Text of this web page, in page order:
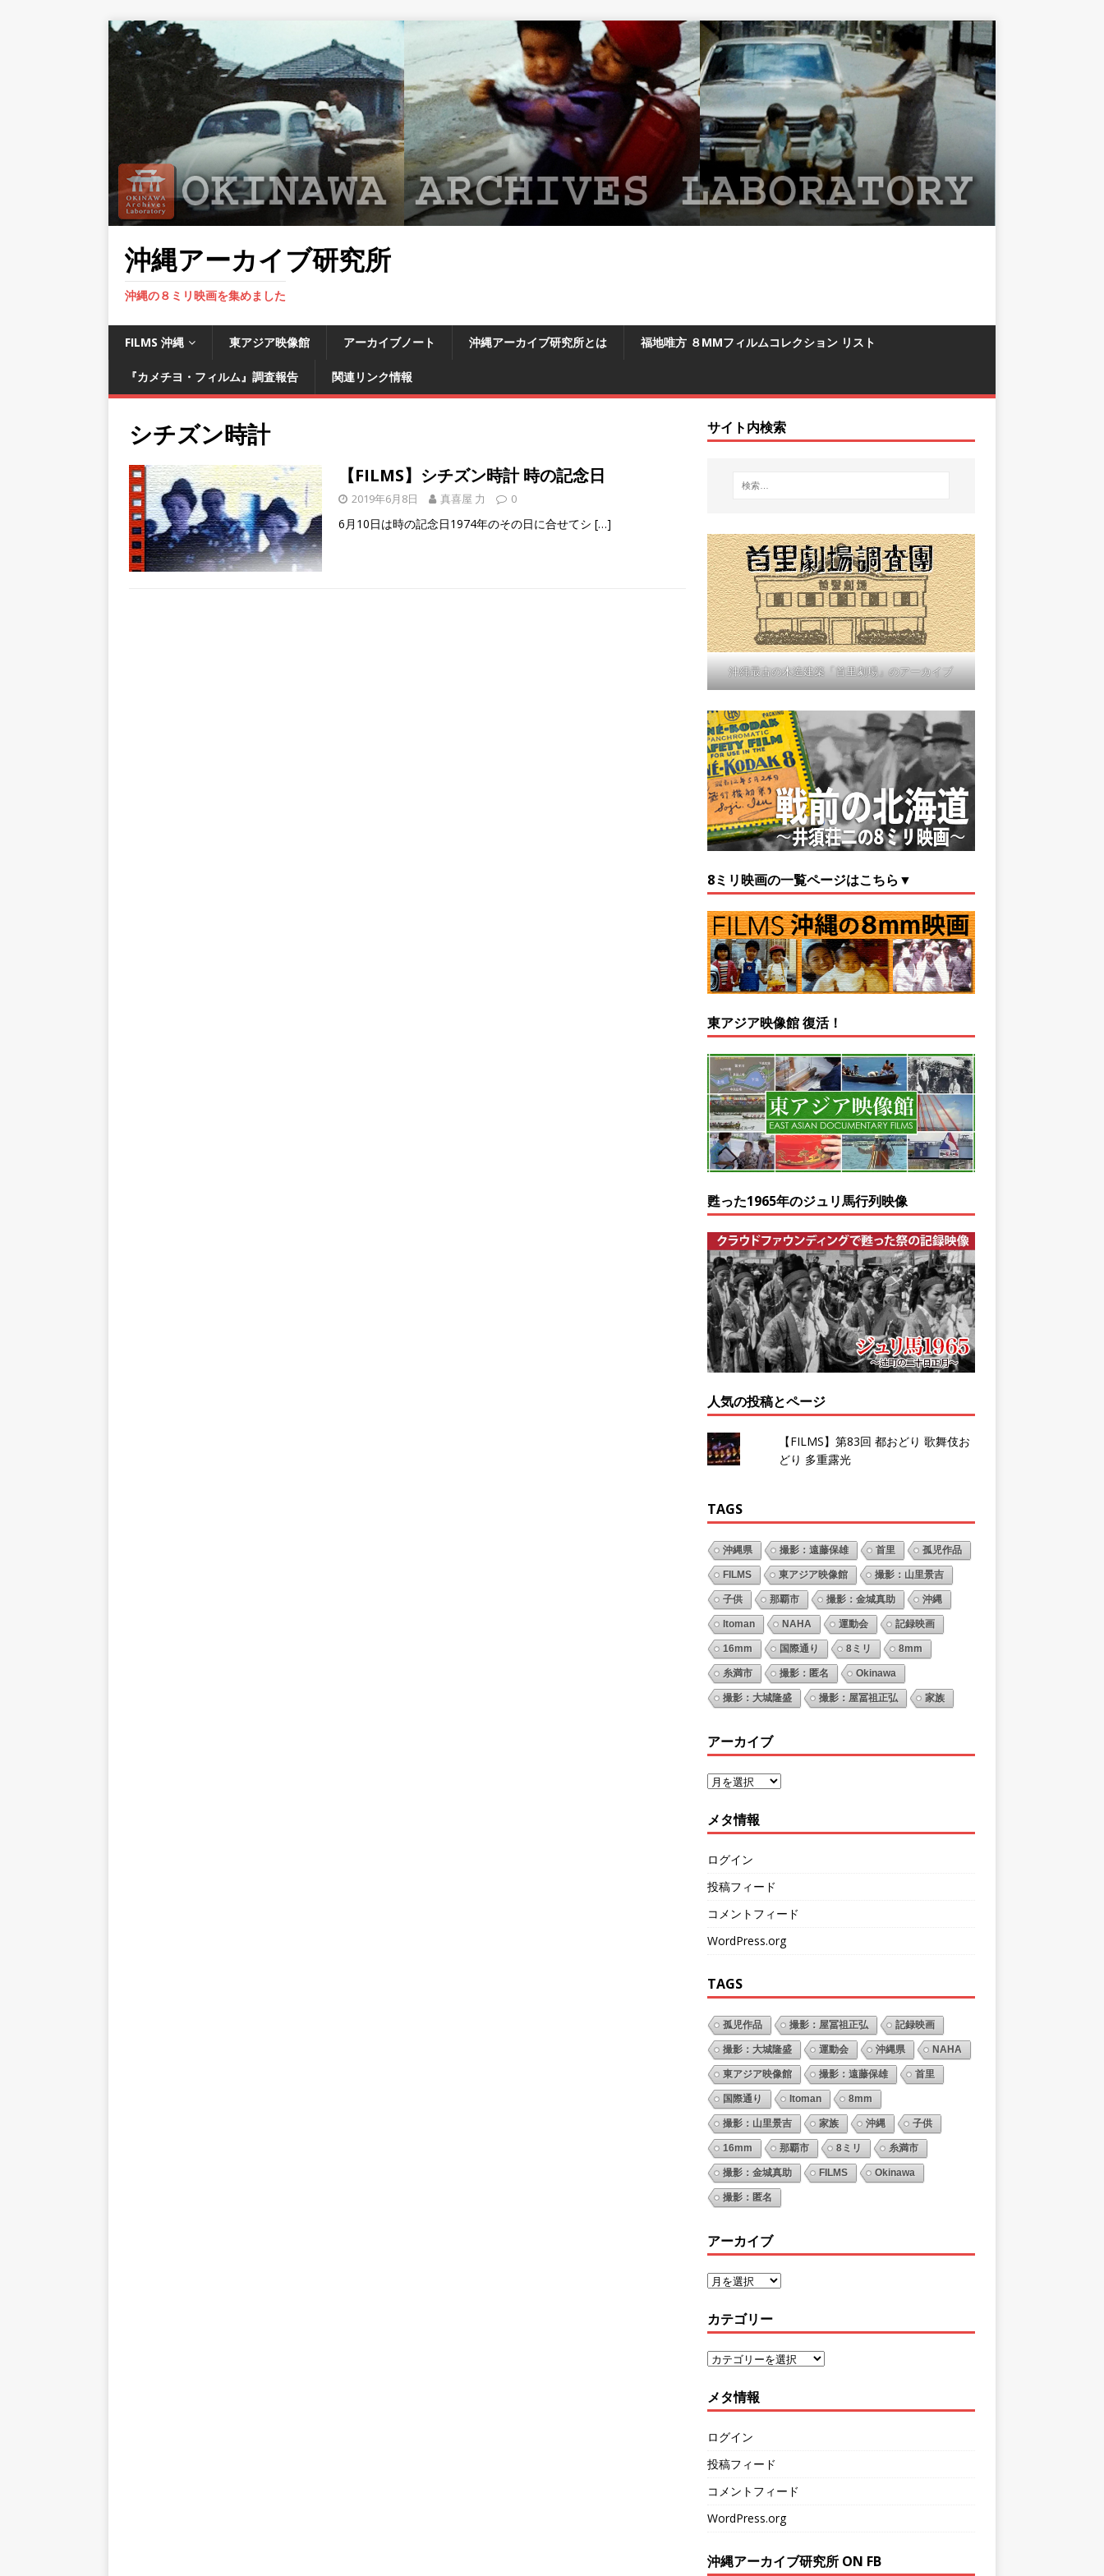
沖縄アーカイブ研究所
沖縄の８ミリ映画を集めました
FILMS 沖縄 東アジア映像館 アーカイブノート 沖縄アーカイブ研究所とは 福地唯方 ８MMフィルムコレクション リスト
『カメチヨ・フィルム』調査報告 関連リンク情報
シチズン時計
【FILMS】シチズン時計 時の記念日
2019年6月8日 真喜屋 力 0
6月10日は時の記念日1974年のその日に合せてシ […]
サイト内検索
沖縄最古の木造建築「首里劇場」のアーカイブ
8ミリ映画の一覧ページはこちら▼
東アジア映像館 復活！
甦った1965年のジュリ馬行列映像
人気の投稿とページ
【FILMS】第83回 都おどり 歌舞伎お
どり 多重露光
TAGS
沖縄県 撮影：遠藤保雄 首里 孤児作品
FILMS 東アジア映像館 撮影：山里景吉
子供 那覇市 撮影：金城真助 沖縄
Itoman NAHA 運動会 記録映画
16mm 国際通り 8ミリ 8mm
糸満市 撮影：匿名 Okinawa
撮影：大城隆盛 撮影：屋冨祖正弘 家族
アーカイブ
メタ情報
ログイン
投稿フィード
コメントフィード
WordPress.org
TAGS
孤児作品 撮影：屋冨祖正弘 記録映画
撮影：大城隆盛 運動会 沖縄県 NAHA
東アジア映像館 撮影：遠藤保雄 首里
国際通り Itoman 8mm
撮影：山里景吉 家族 沖縄 子供
16mm 那覇市 8ミリ 糸満市
撮影：金城真助 FILMS Okinawa
撮影：匿名
アーカイブ
カテゴリー
メタ情報
ログイン
投稿フィード
コメントフィード
WordPress.org
沖縄アーカイブ研究所 ON FB